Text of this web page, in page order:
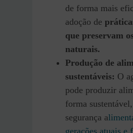
de forma mais
adoção de
que preservam
naturais.
Produção de
sustentáveis: O
pode produzir
forma
segurança a
gerações atuais e